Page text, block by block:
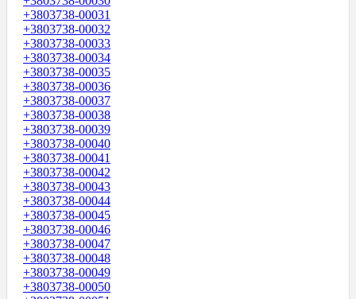
+3803738-00031
+3803738-00032
+3803738-00033
+3803738-00034
+3803738-00035
+3803738-00036
+3803738-00037
+3803738-00038
+3803738-00039
+3803738-00040
+3803738-00041
+3803738-00042
+3803738-00043
+3803738-00044
+3803738-00045
+3803738-00046
+3803738-00047
+3803738-00048
+3803738-00049
+3803738-00050